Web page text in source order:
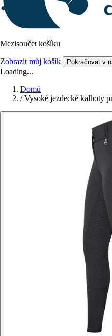
Mezisoučet košíku
Zobrazit můj košík Pokračovat v
Loading...
Domů
/ Vysoké jezdecké kalhoty